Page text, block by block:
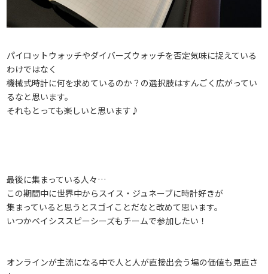
パイロットウォッチやダイバーズウォッチを否定気味に捉えている
わけではなく
機械式時計に何を求めているのか？の選択肢はすんごく広がってい
るなと思います。
それもとっても楽しいと思います♪
最後に集まっている人々…
この期間中に世界中からスイス・ジュネーブに時計好きが
集まっていると思うとスゴイことだなと改めて思います。
いつかベイシススピーシーズもチームで参加したい！
オンラインが主流になる中で人と人が直接出会う場の価値も見直さ